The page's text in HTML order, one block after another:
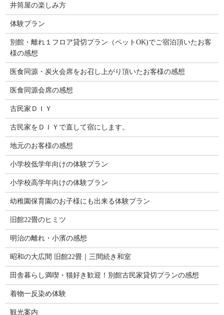
井筒屋の楽しみ方
体験プラン
別館・離れ１フロア貸切プラン（ペットOK)でご宿泊頂いたお客
様の感想
医食同源・炭火会席をお召し上がり頂いたお客様の感想
医食同源会席の感想
古民家ＤＩＹ
古民家をＤＩＹで直して宿にします。
地元のお客様の感想
小学校低学年向けの体験プラン
小学校高学年向けの体験プラン
幼稚園保育園のお子様にも出来る体験プラン
旧館22畳のヒミツ
明治の離れ・小濱の感想
昭和の大広間 旧館22畳｜三間続き和室
田舎暮らし満喫・猫好き歓迎！別館古民家貸切プランの感想
着物一反染め体験
観光案内